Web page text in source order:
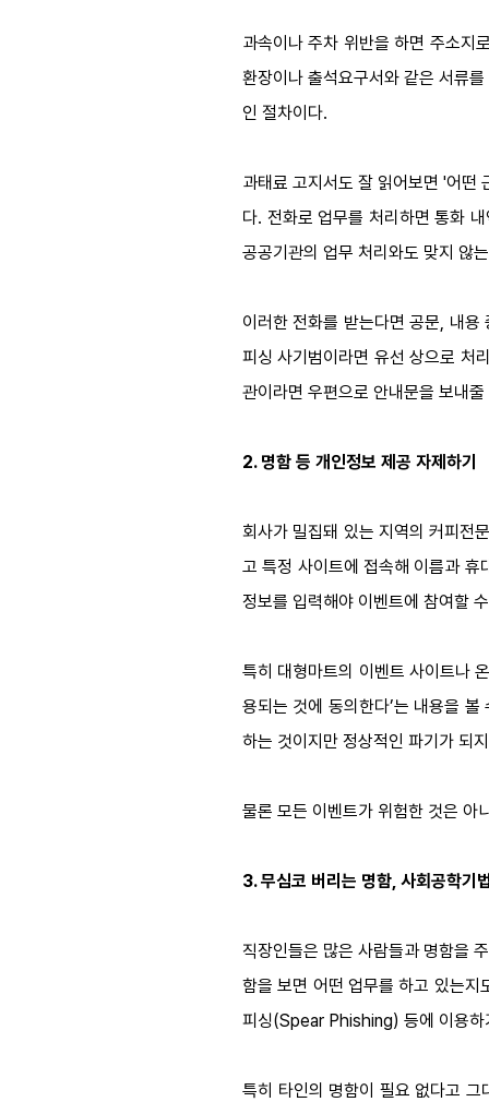
과속이나 주차 위반을 하면 주소지
환장이나 출석요구서와 같은 서류
인 절차이다.
과태료 고지서도 잘 읽어보면 '어떤
다. 전화로 업무를 처리하면 통화
공공기관의 업무 처리와도 맞지 않
이러한 전화를 받는다면 공문, 내
피싱 사기범이라면 유선 상으로 처
관이라면 우편으로 안내문을 보내
2. 명함 등 개인정보 제공 자제하기
회사가 밀집돼 있는 지역의 커피전
고 특정 사이트에 접속해 이름과
정보를 입력해야 이벤트에 참여할
특히 대형마트의 이벤트 사이트나
용되는 것에 동의한다’는 내용을
하는 것이지만 정상적인 파기가 되
물론 모든 이벤트가 위험한 것은 아
3. 무심코 버리는 명함, 사회공학기
직장인들은 많은 사람들과 명함을
함을 보면 어떤 업무를 하고 있는지
피싱(Spear Phishing) 등에 이용하
특히 타인의 명함이 필요 없다고